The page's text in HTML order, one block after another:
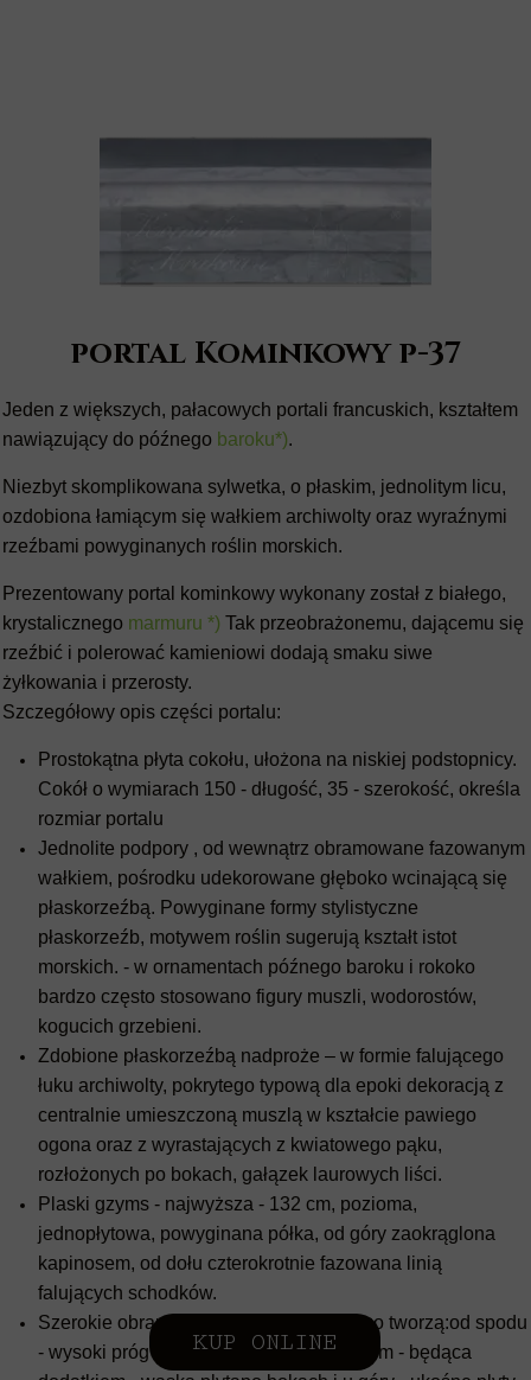
KUP ONLINE
portal Kominkowy p-37
Jeden z większych, pałacowych portali francuskich, kształtem
nawiązujący do późnego baroku*).
Niezbyt skomplikowana sylwetka, o płaskim, jednolitym licu,
ozdobiona łamiącym się wałkiem archiwolty oraz wyraźnymi
rzeźbami powyginanych roślin morskich.
Prezentowany portal kominkowy wykonany został z białego,
krystalicznego marmuru *) Tak przeobrażonemu, dającemu się
rzeźbić i polerować kamieniowi dodają smaku siwe
żyłkowania i przerosty.
Szczegółowy opis części portalu:
Prostokątna płyta cokołu, ułożona na niskiej podstopnicy.
Cokół o wymiarach 150 - długość, 35 - szerokość, określa
rozmiar portalu
Jednolite podpory , od wewnątrz obramowane fazowanym
wałkiem, pośrodku udekorowane głęboko wcinającą się
płaskorzeźbą. Powyginane formy stylistyczne
płaskorzeźb, motywem roślin sugerują kształt istot
morskich. - w ornamentach późnego baroku i rokoko
bardzo często stosowano figury muszli, wodorostów,
kogucich grzebieni.
Zdobione płaskorzeźbą nadproże – w formie falującego
łuku archiwolty, pokrytego typową dla epoki dekoracją z
centralnie umieszczoną muszlą w kształcie pawiego
ogona oraz z wyrastających z kwiatowego pąku,
rozłożonych po bokach, gałązek laurowych liści.
Plaski gzyms - najwyższa - 132 cm, pozioma,
jednopłytowa, powyginana półka, od góry zaokrąglona
kapinosem, od dołu czterokrotnie fazowana linią
falujących schodków.
Szerokie obramienie wkładu grzewczego tworzą:od spodu
- wysoki próg stylobatu oraz leżąca na nim - będąca